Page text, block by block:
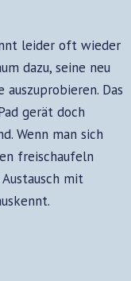
leider oft wieder
dazu, seine neu
Das
gerät doch
Wenn man sich
freischaufeln
mit